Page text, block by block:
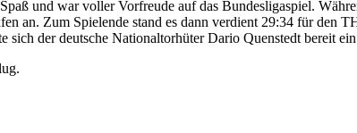
und war voller Vorfreude auf das Bundesligaspiel.
an. Zum Spielende stand es dann verdient 29:34 für den
der deutsche Nationaltorhüter Dario Quenstedt bereit